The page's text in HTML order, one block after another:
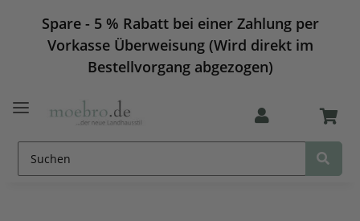
Spare - 5 % Rabatt bei einer Zahlung per
Vorkasse Überweisung (Wird direkt im
Bestellvorgang abgezogen)